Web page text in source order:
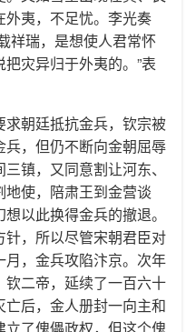
外夷，不足忧。李光奏
祥瑞，是想使人君常怀
灾异归于外夷的。”表
朝廷抵抗金兵，钦宗被
，但仍不断向金朝屈辱
镇，又同意割让河东、
地使，陪肃王到金营谈
以此换得金兵的撤退。
，所以尽管宋朝君臣对
，金兵攻陷汴京。次年
二帝，延续了一百六十
后，金人册封一向主和